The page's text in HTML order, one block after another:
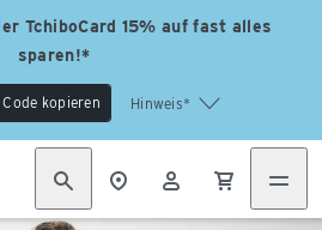
TchiboCard 15% auf fast alles
sparen!*
Code kopieren Hinweis*